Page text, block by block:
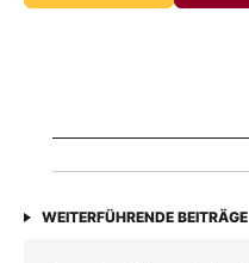
WEITERFÜHRENDE BEITRÄGE